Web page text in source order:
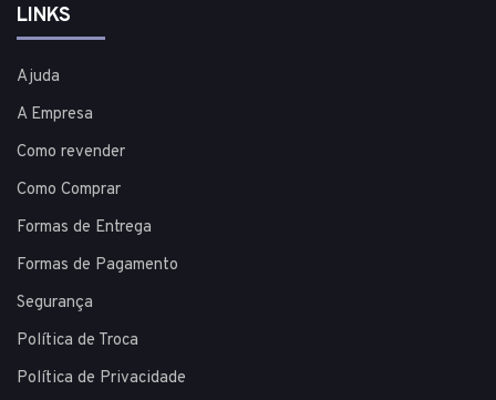
LINKS
Ajuda
A Empresa
Como revender
Como Comprar
Formas de Entrega
Formas de Pagamento
Segurança
Política de Troca
Política de Privacidade